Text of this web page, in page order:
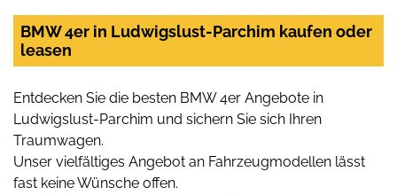
BMW 4er in Ludwigslust-Parchim kaufen oder
leasen
Entdecken Sie die besten BMW 4er Angebote in
Ludwigslust-Parchim und sichern Sie sich Ihren
Traumwagen.
Unser vielfältiges Angebot an Fahrzeugmodellen lässt
fast keine Wünsche offen.